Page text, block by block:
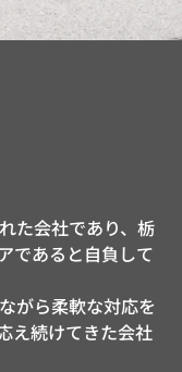
た会社であり、栃
であると自負して
がら柔軟な対応を
え続けてきた会社